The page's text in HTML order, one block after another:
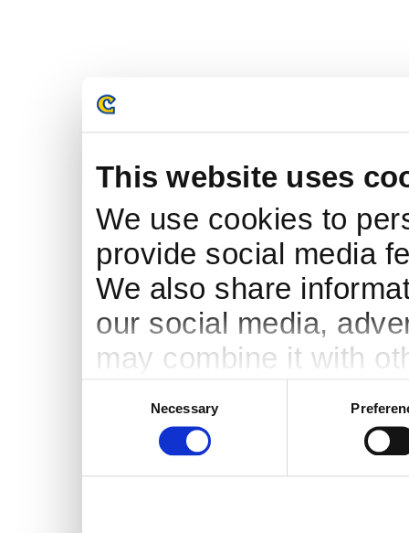
This website uses
We use cookies to
provide social media
We also share
our social media,
may combine it with
services.
Necessary